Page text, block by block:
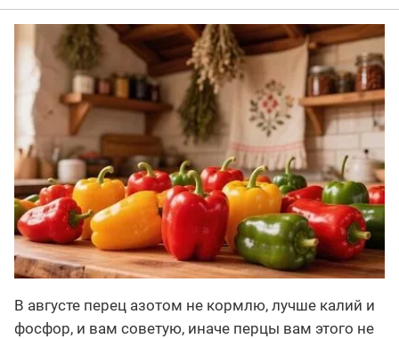
В августе перец азотом не кормлю, лучше калий и
фосфор, и вам советую, иначе перцы вам этого не